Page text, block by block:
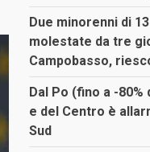
Due minorenni di
molestate da tre
Campobasso,
Dal Po (fino a -80%
e del Centro è
Sud